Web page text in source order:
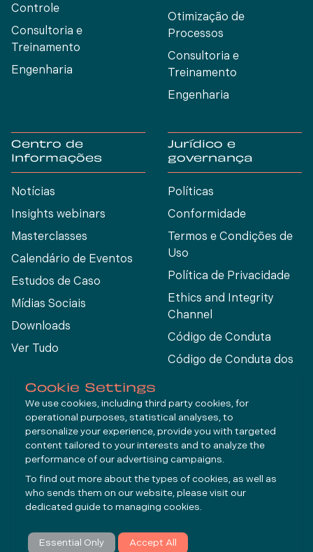
Controle
Consultoria e
Treinamento
Engenharia
Otimização de
Processos
Consultoria e
Treinamento
Engenharia
Centro de
Informações
Notícias
Insights webinars
Masterclasses
Calendário de Eventos
Estudos de Caso
Mídias Sociais
Downloads
Ver Tudo
Jurídico e
governança
Políticas
Conformidade
Termos e Condições de
Uso
Política de Privacidade
Ethics and Integrity
Channel
Código de Conduta
Código de Conduta dos
Connect
LinkedIn
YouTube
Inscrever-se
Cookie Settings
We use cookies, including third party cookies, for
operational purposes, statistical analyses, to
personalize your experience, provide you with targeted
content tailored to your interests and to analyze the
performance of our advertising campaigns.
To find out more about the types of cookies, as well as
who sends them on our website, please visit our
dedicated guide to managing cookies.
Essential Only Accept All